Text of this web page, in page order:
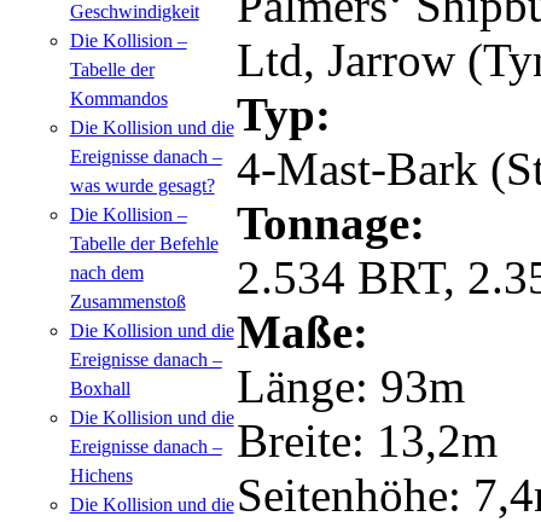
Geschwindigkeit
Die Kollision –
Tabelle der
Kommandos
Die Kollision und die
Ereignisse danach –
was wurde gesagt?
Die Kollision –
Tabelle der Befehle
nach dem
Zusammenstoß
Die Kollision und die
Ereignisse danach –
Boxhall
Die Kollision und die
Ereignisse danach –
Hichens
Die Kollision und die
Ltd, Jarrow
Typ:
4-Mast-Bark
Tonnage:
2.534 BRT,
Maße:
Länge: 93m
Breite: 13,2m
Seitenhöhe: